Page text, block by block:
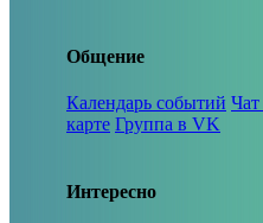
Общение
Календарь событий Чат
карте Группа в VK
Интересно